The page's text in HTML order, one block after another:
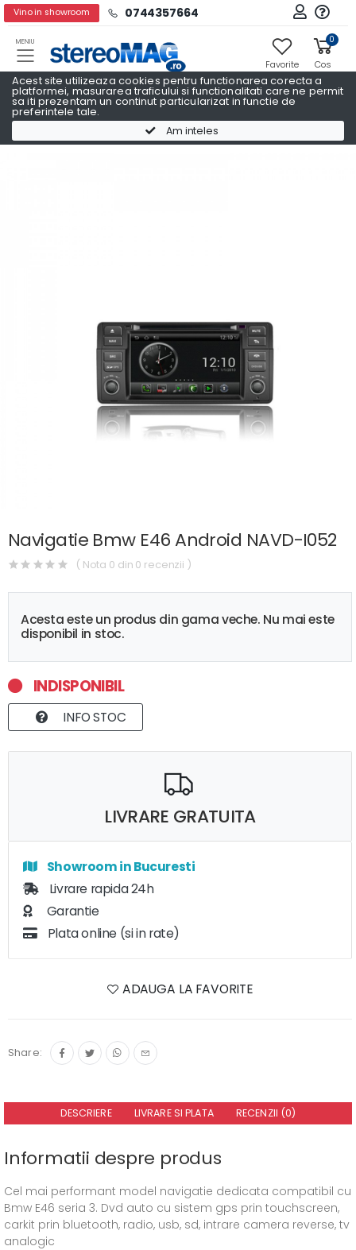
Acest site utilizeaza cookies pentru functionarea corecta a
platformei, masurarea traficului si functionalitati care ne permit
sa iti prezentam un continut particularizat in functie de
preferintele tale.
Am inteles
Vino in showroom 0744357664
MENIU
Favorite
0
Cos
Navigatii Auto Dedicate Navigatii Auto Dedicate BMW
Navigatie Bmw E46 Android NAVD-I052
( Nota 0 din 0 recenzii )
Acesta este un produs din gama veche. Nu mai este
disponibil in stoc.
INDISPONIBIL
INFO STOC
LIVRARE GRATUITA
Showroom in Bucuresti
Livrare rapida 24h
Garantie
Plata online (si in rate)
ADAUGA LA FAVORITE
Share:
DESCRIERE LIVRARE SI PLATA RECENZII (0)
Informatii despre produs
Cel mai performant model navigatie dedicata compatibil cu
Bmw E46 seria 3. Dvd auto cu sistem gps prin touchscreen,
carkit prin bluetooth, radio, usb, sd, intrare camera reverse, tv
analogic